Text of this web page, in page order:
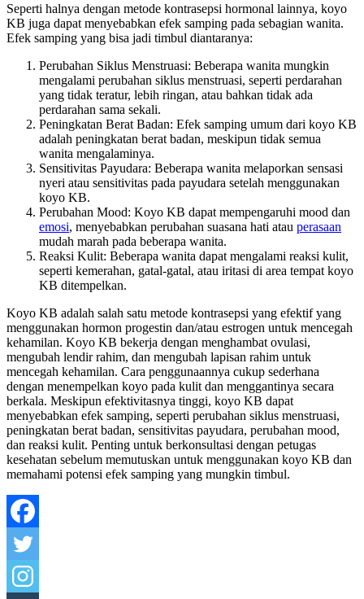
Seperti halnya dengan metode kontrasepsi hormonal lainnya, koyo
KB juga dapat menyebabkan efek samping pada sebagian wanita.
Efek samping yang bisa jadi timbul diantaranya:
Perubahan Siklus Menstruasi: Beberapa wanita mungkin
mengalami perubahan siklus menstruasi, seperti perdarahan
yang tidak teratur, lebih ringan, atau bahkan tidak ada
perdarahan sama sekali.
Peningkatan Berat Badan: Efek samping umum dari koyo KB
adalah peningkatan berat badan, meskipun tidak semua
wanita mengalaminya.
Sensitivitas Payudara: Beberapa wanita melaporkan sensasi
nyeri atau sensitivitas pada payudara setelah menggunakan
koyo KB.
Perubahan Mood: Koyo KB dapat mempengaruhi mood dan
emosi, menyebabkan perubahan suasana hati atau perasaan
mudah marah pada beberapa wanita.
Reaksi Kulit: Beberapa wanita dapat mengalami reaksi kulit,
seperti kemerahan, gatal-gatal, atau iritasi di area tempat koyo
KB ditempelkan.
Koyo KB adalah salah satu metode kontrasepsi yang efektif yang
menggunakan hormon progestin dan/atau estrogen untuk mencegah
kehamilan. Koyo KB bekerja dengan menghambat ovulasi,
mengubah lendir rahim, dan mengubah lapisan rahim untuk
mencegah kehamilan. Cara penggunaannya cukup sederhana
dengan menempelkan koyo pada kulit dan menggantinya secara
berkala. Meskipun efektivitasnya tinggi, koyo KB dapat
menyebabkan efek samping, seperti perubahan siklus menstruasi,
peningkatan berat badan, sensitivitas payudara, perubahan mood,
dan reaksi kulit. Penting untuk berkonsultasi dengan petugas
kesehatan sebelum memutuskan untuk menggunakan koyo KB dan
memahami potensi efek samping yang mungkin timbul.